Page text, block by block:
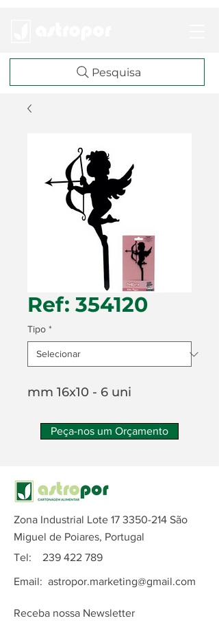
Pesquisa
Ref: 354120
Tipo *
mm 16x10 - 6 uni
Peça-nos um Orçamento
Zona Industrial Lote 17 3350-214 São
Miguel de Poiares, Portugal
Tel: 239 422 789
Email: astropor.marketing@gmail.com
Receba nossa Newsletter